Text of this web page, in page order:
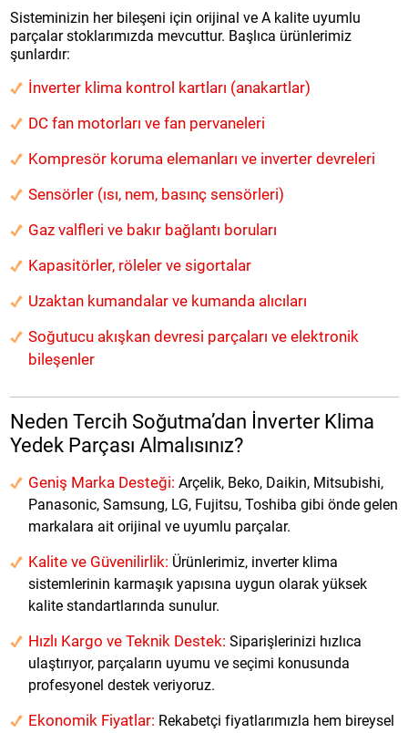
Sisteminizin her bileşeni için orijinal ve A kalite uyumlu
parçalar stoklarımızda mevcuttur. Başlıca ürünlerimiz
şunlardır:
İnverter klima kontrol kartları (anakartlar)
DC fan motorları ve fan pervaneleri
Kompresör koruma elemanları ve inverter devreleri
Sensörler (ısı, nem, basınç sensörleri)
Gaz valfleri ve bakır bağlantı boruları
Kapasitörler, röleler ve sigortalar
Uzaktan kumandalar ve kumanda alıcıları
Soğutucu akışkan devresi parçaları ve elektronik
bileşenler
Neden Tercih Soğutma’dan İnverter Klima
Yedek Parçası Almalısınız?
Geniş Marka Desteği: Arçelik, Beko, Daikin, Mitsubishi,
Panasonic, Samsung, LG, Fujitsu, Toshiba gibi önde gelen
markalara ait orijinal ve uyumlu parçalar.
Kalite ve Güvenilirlik: Ürünlerimiz, inverter klima
sistemlerinin karmaşık yapısına uygun olarak yüksek
kalite standartlarında sunulur.
Hızlı Kargo ve Teknik Destek: Siparişlerinizi hızlıca
ulaştırıyor, parçaların uyumu ve seçimi konusunda
profesyonel destek veriyoruz.
Ekonomik Fiyatlar: Rekabetçi fiyatlarımızla hem bireysel